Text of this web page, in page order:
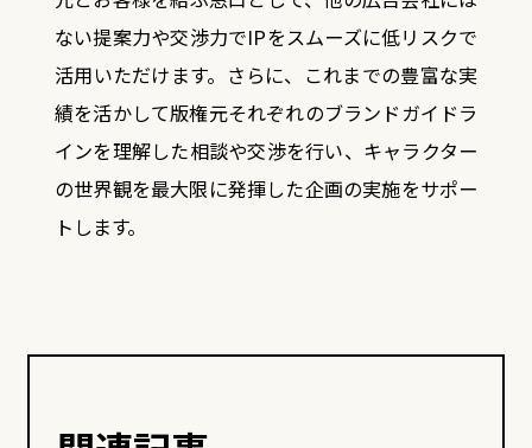
ない提案力や交渉力でIPをスムーズに低リスクで
活用いただけます。 さらに、これまでの豊富な実
績を活かして版権元それぞれのブランドガイドラ
インを理解した相談や交渉を行い、 キャラクター
の世界観を最大限に発揮した企画の実施をサポー
トします。